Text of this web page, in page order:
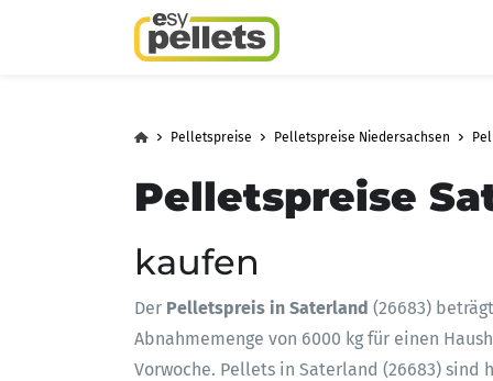
Pelletspreise Pelletspreise Niedersachsen
Pelletspreise
kaufen
Der Pelletspreis in Saterland (26683)
Abnahmemenge von 6000 kg für einen
Vorwoche. Pellets in Saterland (26683) sind